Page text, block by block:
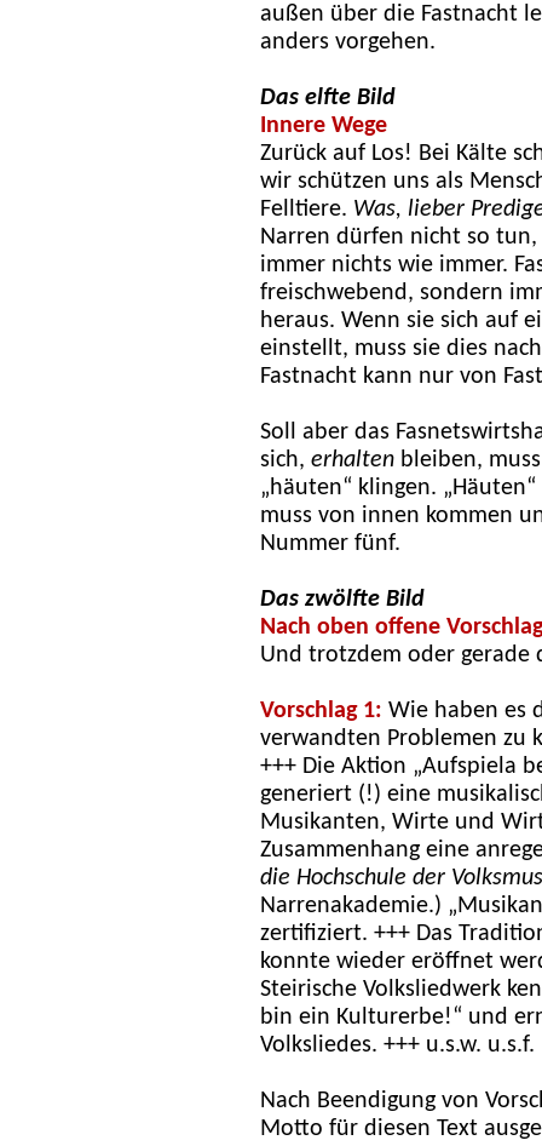
außen über die Fastnacht
anders vorgehen.
Das elfte Bild
Innere Wege
Zurück auf Los! Bei Kälte
wir schützen uns als
Felltiere. Was, lieber
Narren dürfen nicht so
immer nichts wie immer.
freischwebend, sondern
heraus. Wenn sie sich auf
einstellt, muss sie dies
Fastnacht kann nur von
Soll aber das
sich, erhalten bleiben,
„häuten“ klingen.
muss von innen kommen
Nummer fünf.
Das zwölfte Bild
Nach oben offene
Und trotzdem oder gerade
Vorschlag 1: Wie haben es
verwandten Problemen zu
+++ Die Aktion „Aufspiela
generiert (!) eine
Musikanten, Wirte und
Zusammenhang eine
die Hochschule der
Narrenakademie.)
zertifiziert. +++ Das
konnte wieder eröffnet
Steirische Volksliedwerk
bin ein Kulturerbe!“ und
Volksliedes. +++ u.s.w. u.s.f.
Nach Beendigung von
Motto für diesen Text